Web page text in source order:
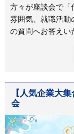
方々が座談会で「
雰囲気、就職活動
の質問へお答えい
【人気企業大
会